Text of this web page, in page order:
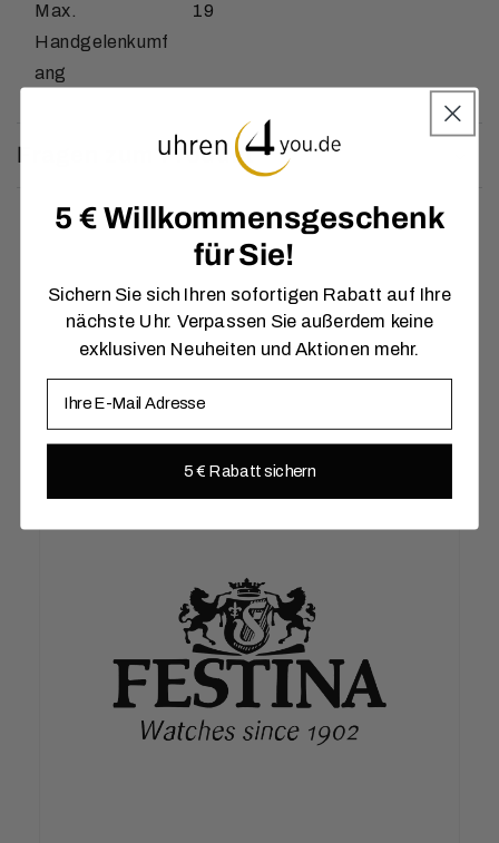
Max.
Handgelenkumf
ang
19
Fragen zum Produkt
5 € Willkommensgeschenk
für Sie!
Sichern Sie sich Ihren sofortigen Rabatt auf Ihre
nächste Uhr. Verpassen Sie außerdem keine
exklusiven Neuheiten und Aktionen mehr.
E-Mail
5 € Rabatt sichern